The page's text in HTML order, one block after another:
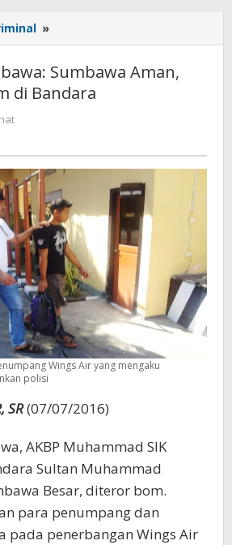
»
Sumbawa:
Sumbawa
Aman,
Tidak
Sumbawa Aman,
di Bandara
Wings Air yang mengaku
polisi
SR(07/07/2016)
AKBP Muhammad SIK
Sultan Muhammad
Besar, diteror bom.
para penumpang dan
pada penerbangan Wings Air